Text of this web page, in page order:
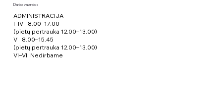
Darbo valandos
ADMINISTRACIJA
I–IV 8.00–17.00
(pietų pertrauka 12.00–13.00)
V 8.00–15.45
(pietų pertrauka 12.00–13.00)
VI–VII Nedirbame